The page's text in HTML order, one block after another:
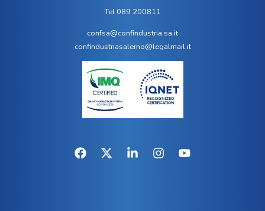
Tel 089 200811
confsa@confindustria.sa.it
confindustriasalerno@legalmail.it